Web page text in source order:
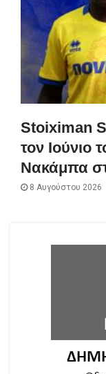
Stoiximan
τον Ιούνιο
Νακάμπα
8 Αυγούστου 2026